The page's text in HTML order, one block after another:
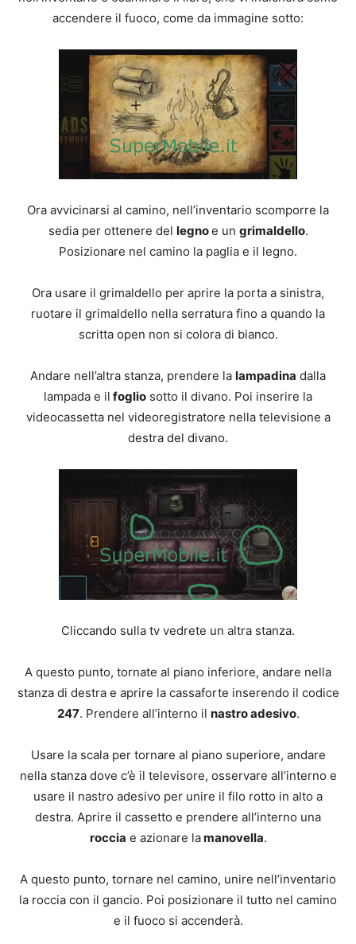
accendere il fuoco, come da immagine sotto:
Ora avvicinarsi al camino, nell’inventario scomporre la
sedia per ottenere del legnoe un grimaldello.
Posizionare nel camino la paglia e il legno.
Ora usare il grimaldello per aprire la porta a sinistra,
ruotare il grimaldello nella serratura fino a quando la
scritta open non si colora di bianco.
Andare nell’altra stanza, prendere la lampadina dalla
lampada e il foglio sotto il divano. Poi inserire la
videocassetta nel videoregistratore nella televisione a
destra del divano.
Cliccando sulla tv vedrete un altra stanza.
A questo punto, tornate al piano inferiore, andare nella
stanza di destra e aprire la cassaforte inserendo il codice
247. Prendere all’interno il nastro adesivo.
Usare la scala per tornare al piano superiore, andare
nella stanza dove c’è il televisore, osservare all’interno e
usare il nastro adesivo per unire il filo rotto in alto a
destra. Aprire il cassetto e prendere all’interno una
roccia e azionare lamanovella.
A questo punto, tornare nel camino, unire nell’inventario
la roccia con il gancio. Poi posizionare il tutto nel camino
e il fuoco si accenderà.